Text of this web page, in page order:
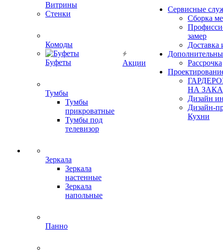
Витрины
Стенки
Комоды
Буфеты
Тумбы
Тумбы
прикроватные
Тумбы под
телевизор
Зеркала
Зеркала
настенные
Зеркала
напольные
Панно
Акции
Сервисные
Сборка
замер
Доставка
Рассрочка
НА
Дизайн
Дизайн-
Кухни